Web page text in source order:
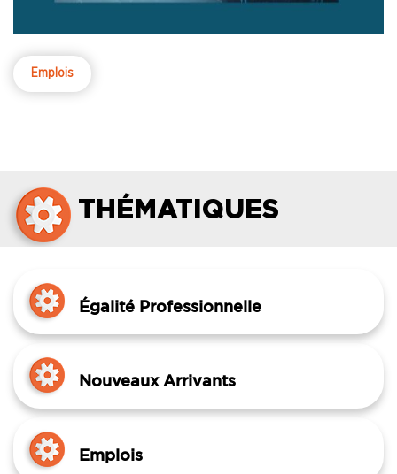
Emplois
THÉMATIQUES
Égalité Professionnelle
Nouveaux Arrivants
Emplois